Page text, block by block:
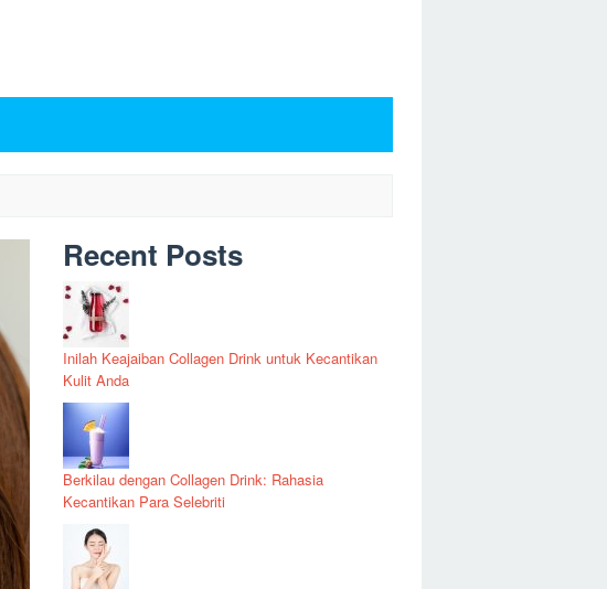
Recent Posts
Inilah Keajaiban Collagen Drink untuk Kecantikan
Kulit Anda
Berkilau dengan Collagen Drink: Rahasia
Kecantikan Para Selebriti